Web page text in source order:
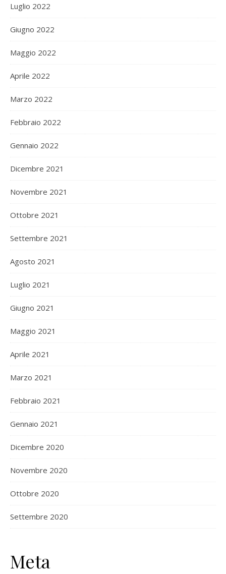
Luglio 2022
Giugno 2022
Maggio 2022
Aprile 2022
Marzo 2022
Febbraio 2022
Gennaio 2022
Dicembre 2021
Novembre 2021
Ottobre 2021
Settembre 2021
Agosto 2021
Luglio 2021
Giugno 2021
Maggio 2021
Aprile 2021
Marzo 2021
Febbraio 2021
Gennaio 2021
Dicembre 2020
Novembre 2020
Ottobre 2020
Settembre 2020
Meta